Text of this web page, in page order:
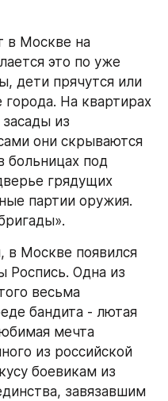
в Москве на
это по уже
дети прячутся или
города. На квартирах
из
они скрываются
больницах под
грядущих
партии оружия.
в Москве появился
Роспись. Одна из
весьма
бандита - лютая
мечта
из российской
боевикам из
завязавшим